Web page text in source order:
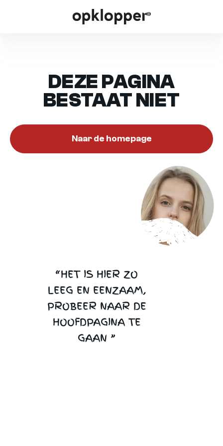
DEZE PAGINA
BESTAAT NIET
“HET IS HIER ZO
LEEG EN EENZAAM,
PROBEER NAAR DE
HOOFDPAGINA TE
GAAN ”
Naar de homepage